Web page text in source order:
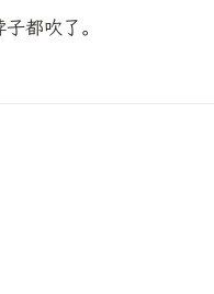
都吹了。